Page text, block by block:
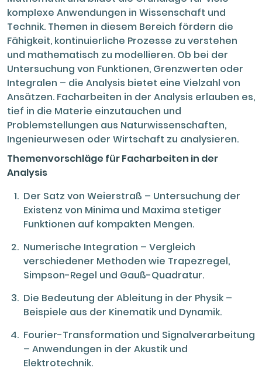
komplexe Anwendungen in Wissenschaft und
Technik. Themen in diesem Bereich fördern die
Fähigkeit, kontinuierliche Prozesse zu verstehen
und mathematisch zu modellieren. Ob bei der
Untersuchung von Funktionen, Grenzwerten oder
Integralen – die Analysis bietet eine Vielzahl von
Ansätzen. Facharbeiten in der Analysis erlauben es,
tief in die Materie einzutauchen und
Problemstellungen aus Naturwissenschaften,
Ingenieurwesen oder Wirtschaft zu analysieren.
Themenvorschläge für Facharbeiten in der
Analysis
Der Satz von Weierstraß – Untersuchung der
Existenz von Minima und Maxima stetiger
Funktionen auf kompakten Mengen.
Numerische Integration – Vergleich
verschiedener Methoden wie Trapezregel,
Simpson-Regel und Gauß-Quadratur.
Die Bedeutung der Ableitung in der Physik –
Beispiele aus der Kinematik und Dynamik.
Fourier-Transformation und Signalverarbeitung
– Anwendungen in der Akustik und
Elektrotechnik.